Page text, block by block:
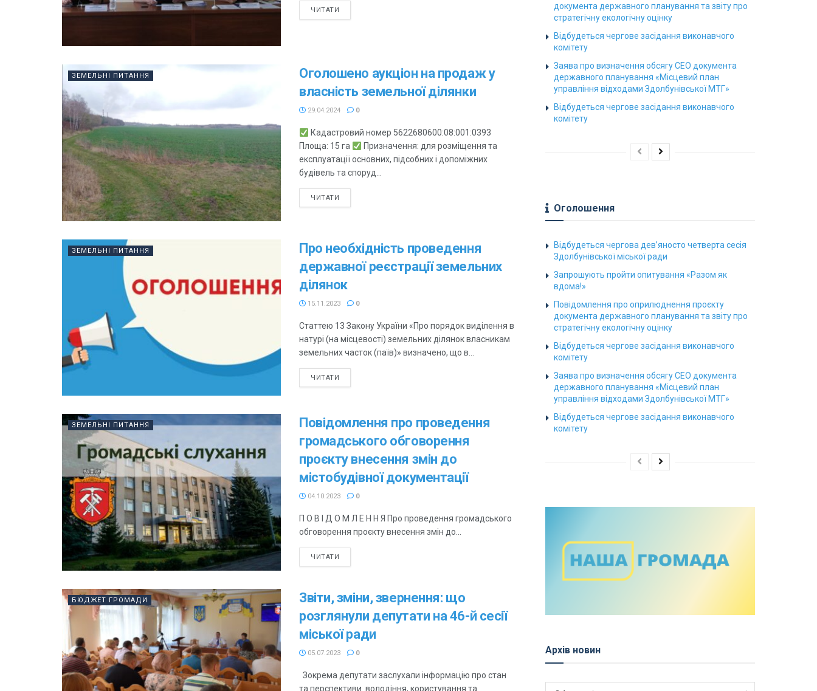
ЧИТАТИ
ЗЕМЕЛЬНІ ПИТАННЯ
Оголошено аукціон на продаж у
власність земельної ділянки
29.04.2024 0
Кадастровий номер 5622680600:08:001:0393
Площа: 15 га
Призначення: для розміщення та
експлуатації основних, підсобних і допоміжних
будівель та споруд...
ЧИТАТИ
ЗЕМЕЛЬНІ ПИТАННЯ
Про необхідність проведення
державної реєстрації земельних
ділянок
15.11.2023 0
Статтею 13 Закону України «Про порядок виділення в
натурі (на місцевості) земельних ділянок власникам
земельних часток (паїв)» визначено, що в...
ЧИТАТИ
ЗЕМЕЛЬНІ ПИТАННЯ
Повідомлення про проведення
громадського обговорення
проєкту внесення змін до
містобудівної документації
04.10.2023 0
П О В І Д О М Л Е Н Н Я Про проведення громадського
обговорення проєкту внесення змін до...
ЧИТАТИ
БЮДЖЕТ ГРОМАДИ
Звіти, зміни, звернення: що
розглянули депутати на 46-й сесії
міської ради
05.07.2023 0
Зокрема депутати заслухали інформацію про стан
та перспективи володіння, користування та
документа державного планування та звіту про
стратегічну екологічну оцінку
Відбудеться чергове засідання виконавчого
комітету
Заява про визначення обсягу СЕО документа
державного планування «Місцевий план
управління відходами Здолбунівської МТГ»
Відбудеться чергове засідання виконавчого
комітету
Оголошення
Відбудеться чергова дев’яносто четверта сесія
Здолбунівської міської ради
Запрошують пройти опитування «Разом як
вдома!»
Повідомлення про оприлюднення проєкту
документа державного планування та звіту про
стратегічну екологічну оцінку
Відбудеться чергове засідання виконавчого
комітету
Заява про визначення обсягу СЕО документа
державного планування «Місцевий план
управління відходами Здолбунівської МТГ»
Відбудеться чергове засідання виконавчого
комітету
Архів новин
Архів